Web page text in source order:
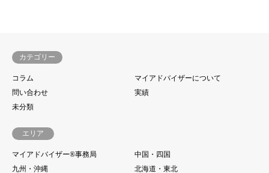
カテゴリー
コラム
マイアドバイザーについて
問い合わせ
実績
未分類
エリア
マイアドバイザー®事務局
中国・四国
九州・沖縄
北海道・東北